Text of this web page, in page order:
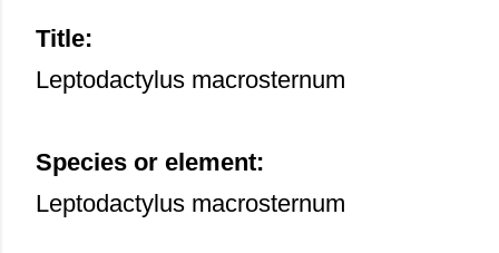
Title:
Leptodactylus macrosternum
Species or element:
Leptodactylus macrosternum